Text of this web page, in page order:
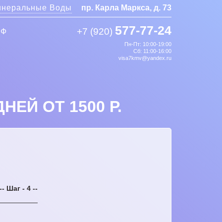
Воды пр. Карла Маркса, д. 73
+7 (920) 577-77-24
Пн-Пт: 10:00-19:00
Сб: 11:00-16:00
visa7kmv@yandex.ru
ОТ 1500 Р.
Шаг - 4 --